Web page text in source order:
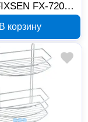
FX-720B-
В корзину